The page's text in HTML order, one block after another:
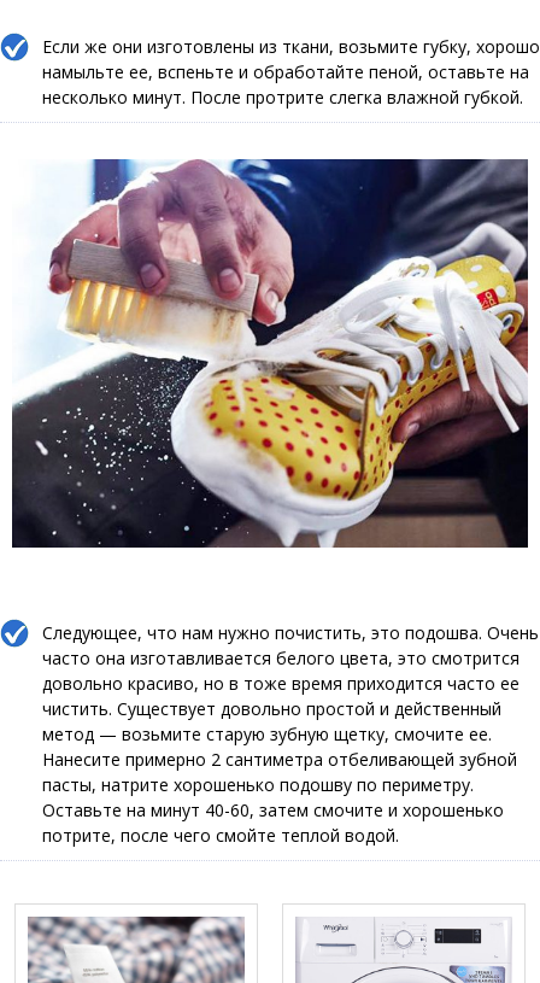
Если же они изготовлены из ткани, возьмите губку, хорошо
намыльте ее, вспеньте и обработайте пеной, оставьте на
несколько минут. После протрите слегка влажной губкой.
Следующее, что нам нужно почистить, это подошва. Очень
часто она изготавливается белого цвета, это смотрится
довольно красиво, но в тоже время приходится часто ее
чистить. Существует довольно простой и действенный
метод — возьмите старую зубную щетку, смочите ее.
Нанесите примерно 2 сантиметра отбеливающей зубной
пасты, натрите хорошенько подошву по периметру.
Оставьте на минут 40-60, затем смочите и хорошенько
потрите, после чего смойте теплой водой.